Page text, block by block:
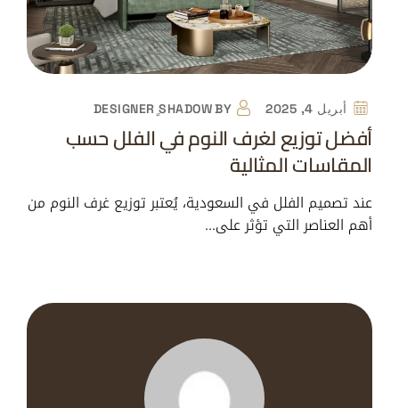
أبريل 4, 2025 BYDESIGNER ٍSHADOW
أفضل توزيع لغرف النوم في الفلل حسب
المقاسات المثالية
عند تصميم الفلل في السعودية، يُعتبر توزيع غرف النوم من
أهم العناصر التي تؤثر على…